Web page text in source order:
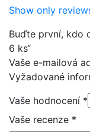
Show only
Buďte první, kdo
6 ks“
Vaše e-mailová
Vyžadované
Vaše hodnocení *
Vaše recenze *